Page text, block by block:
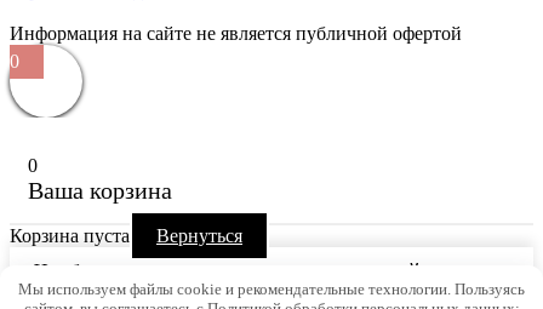
Информация на сайте не является публичной офертой
0
0
Ваша корзина
Корзина пуста Вернуться
Чтобы узнать стоимость доставки, перейдите к
оформлению заказа.
Мы используем файлы cookie и рекомендательные технологии. Пользуясь